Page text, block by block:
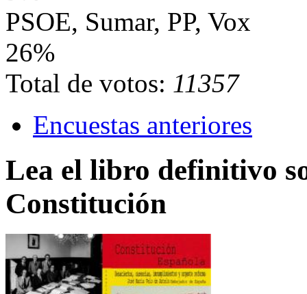
PSOE, Sumar, PP, Vox
26%
Total de votos: 11357
Encuestas anteriores
Lea el libro definitivo
Constitución